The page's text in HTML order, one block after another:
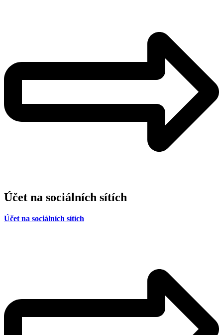
Účet na sociálních sítích
Účet na sociálních sítích